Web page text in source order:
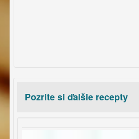
Pozrite si ďalšie recepty